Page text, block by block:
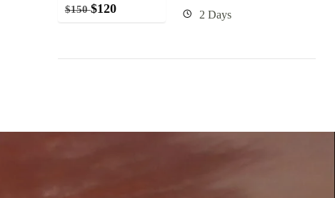
$150 $120 2 Days